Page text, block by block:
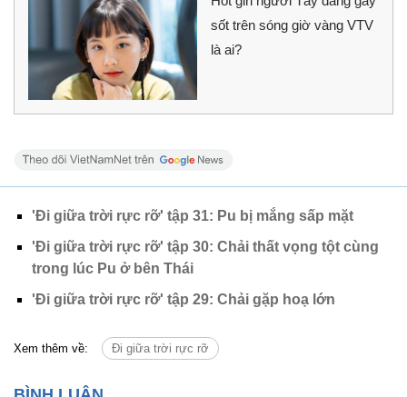
sốt trên sóng giờ vàng VTV
là ai?
'Đi giữa trời rực rỡ' tập 31: Pu bị mắng sấp mặt
'Đi giữa trời rực rỡ' tập 30: Chải thất vọng tột cùng
trong lúc Pu ở bên Thái
'Đi giữa trời rực rỡ' tập 29: Chải gặp hoạ lớn
Xem thêm về: Đi giữa trời rực rỡ